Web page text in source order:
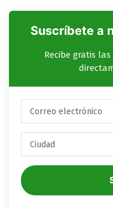
Suscríbete a
Recibe gratis